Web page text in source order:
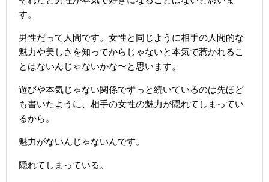
す。
男性だって人間です。女性と同じように相手の人間的な
魅力や美しさを知ってからじゃないと本気で惹かれるこ
とはないんじゃないかな〜と思います。
遊びや本気じゃない関係でずっと続いているのは先ほど
も書いたように、相手の女性の魅力が隠れてしまってい
るから。
魅力がないんじゃないんです。
隠れてしまっている。